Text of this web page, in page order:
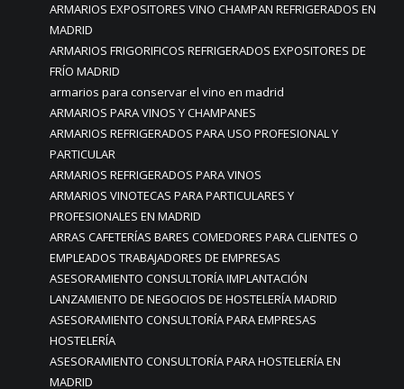
ARMARIOS EXPOSITORES VINO CHAMPAN REFRIGERADOS EN
MADRID
ARMARIOS FRIGORIFICOS REFRIGERADOS EXPOSITORES DE
FRÍO MADRID
armarios para conservar el vino en madrid
ARMARIOS PARA VINOS Y CHAMPANES
ARMARIOS REFRIGERADOS PARA USO PROFESIONAL Y
PARTICULAR
ARMARIOS REFRIGERADOS PARA VINOS
ARMARIOS VINOTECAS PARA PARTICULARES Y
PROFESIONALES EN MADRID
ARRAS CAFETERÍAS BARES COMEDORES PARA CLIENTES O
EMPLEADOS TRABAJADORES DE EMPRESAS
ASESORAMIENTO CONSULTORÍA IMPLANTACIÓN
LANZAMIENTO DE NEGOCIOS DE HOSTELERÍA MADRID
ASESORAMIENTO CONSULTORÍA PARA EMPRESAS
HOSTELERÍA
ASESORAMIENTO CONSULTORÍA PARA HOSTELERÍA EN
MADRID